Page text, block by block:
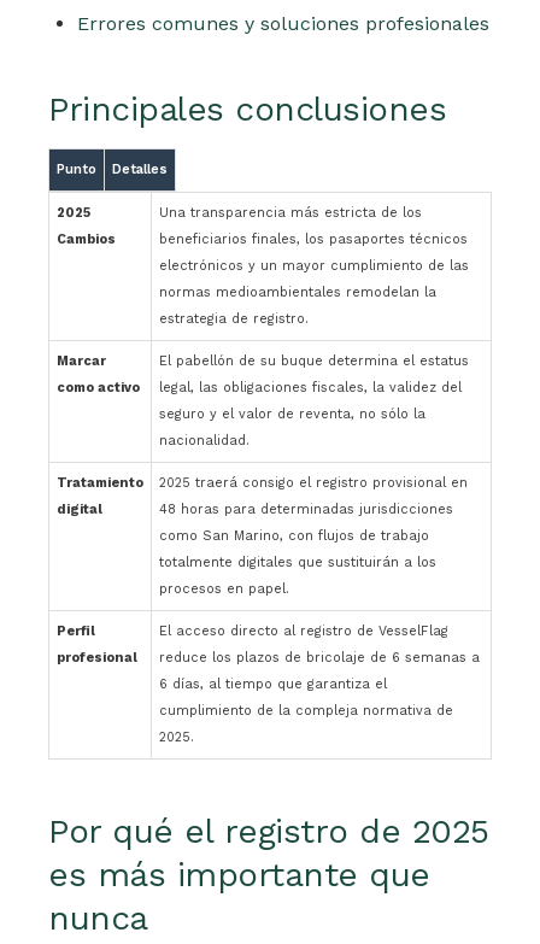
Errores comunes y soluciones profesionales
Principales conclusiones
Punto Detalles
2025
Cambios
Una transparencia más estricta de los
beneficiarios finales, los pasaportes técnicos
electrónicos y un mayor cumplimiento de las
normas medioambientales remodelan la
estrategia de registro.
Marcar
como activo
El pabellón de su buque determina el estatus
legal, las obligaciones fiscales, la validez del
seguro y el valor de reventa, no sólo la
nacionalidad.
Tratamiento
digital
2025 traerá consigo el registro provisional en
48 horas para determinadas jurisdicciones
como San Marino, con flujos de trabajo
totalmente digitales que sustituirán a los
procesos en papel.
Perfil
profesional
El acceso directo al registro de VesselFlag
reduce los plazos de bricolaje de 6 semanas a
6 días, al tiempo que garantiza el
cumplimiento de la compleja normativa de
2025.
Por qué el registro de 2025
es más importante que
nunca